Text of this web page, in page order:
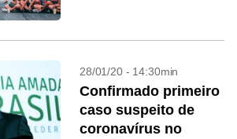
28/01/20 - 14:30min
Confirmado primeiro
caso suspeito de
coronavírus no